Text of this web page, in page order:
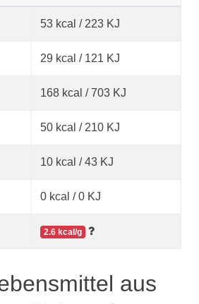
53 kcal / 223 KJ
29 kcal / 121 KJ
168 kcal / 703 KJ
50 kcal / 210 KJ
10 kcal / 43 KJ
0 kcal / 0 KJ
2.6 kcal/g
aus